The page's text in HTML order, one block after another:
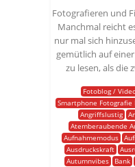
Fotografieren und
Manchmal reicht
nur mal sich
gemütlich auf
zu lesen, als die
Fotoblog /
Smartphone Fotografie
Angriffslustig
Atemberaubende
Aufnahmemodus
Ausdruckskraft
Autumnvibes
Bank